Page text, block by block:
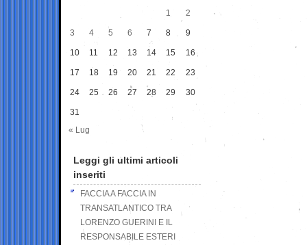
1
2
3 4 5 6 7 8 9
10 11 12 13 14 15 16
17 18 19 20 21 22 23
24 25 26 27 28 29 30
31
« Lug
Leggi gli ultimi articoli
inseriti
FACCIA A FACCIA IN
TRANSATLANTICO TRA
LORENZO GUERINI E IL
RESPONSABILE ESTERI